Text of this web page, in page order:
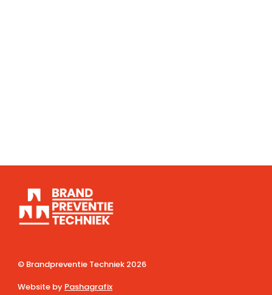
© Brandpreventie Techniek 2026
Website by Pashagrafix